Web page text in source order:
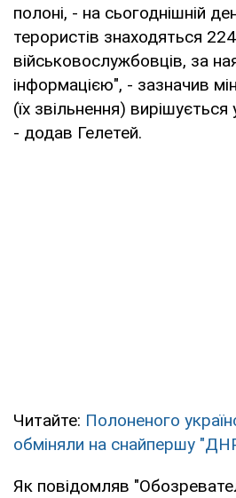
полоні, - на сьогоднішній
терористів знаходяться 224
військовослужбовців, за
інформацією", - зазначив
(їх звільнення)
- додав Гелетей.
Читайте: Полоненого
обміняли на снайпершу
Як повідомляв